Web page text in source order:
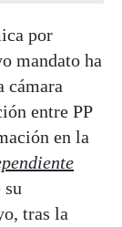
por
mandato ha
cámara
entre PP
en la
su
tras la